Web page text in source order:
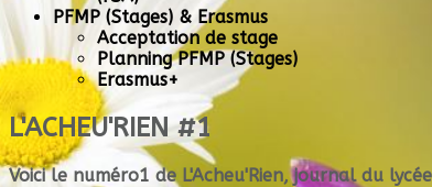
PFMP (Stages) & Erasmus
Acceptation de stage
Planning PFMP (Stages)
Erasmus+
L'ACHEU'RIEN #1
Voici le numéro1 de L'Acheu'Rien, journal du